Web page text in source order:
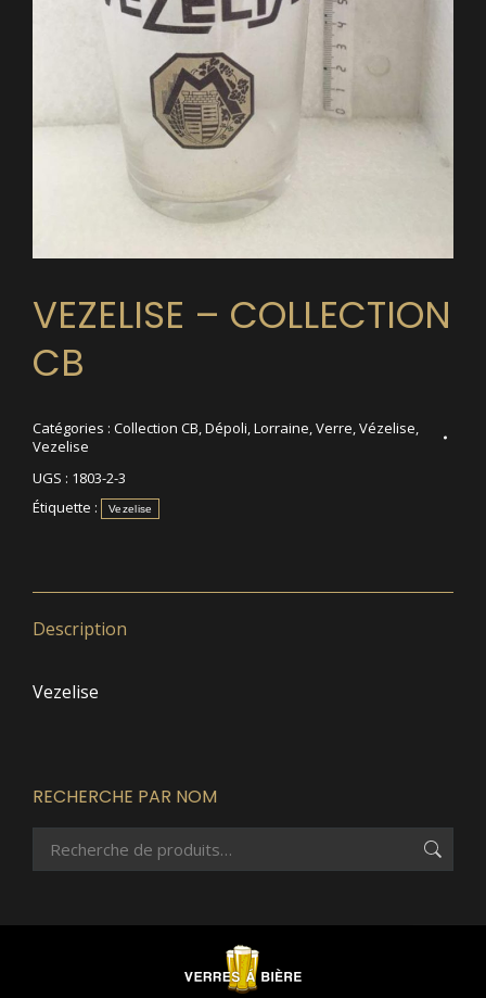
VEZELISE – COLLECTION
CB
Catégories : Collection CB,Dépoli,Lorraine,Verre,Vézelise,
Vezelise
UGS : 1803-2-3
Étiquette :
Vezelise
Description
Vezelise
RECHERCHE PAR NOM